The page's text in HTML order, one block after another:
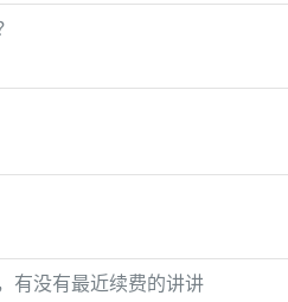
有没有最近续费的讲讲